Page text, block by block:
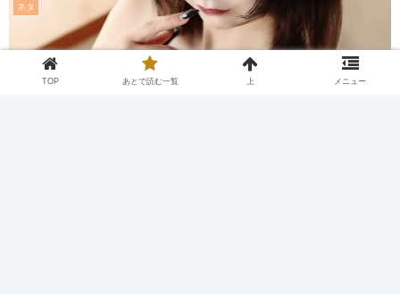
ネタ
TOP あとで読む一覧 上 メニュー